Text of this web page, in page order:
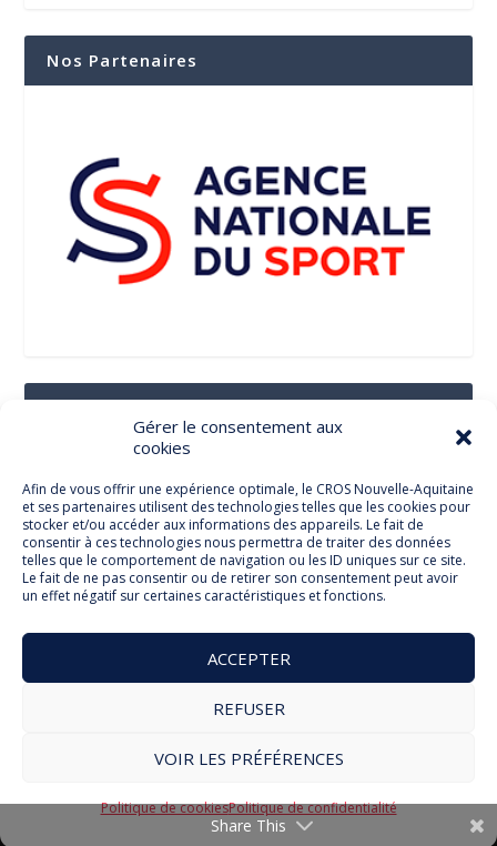
Gérer le consentement aux
cookies
Afin de vous offrir une expérience optimale, le CROS Nouvelle-Aquitaine
et ses partenaires utilisent des technologies telles que les cookies pour
stocker et/ou accéder aux informations des appareils. Le fait de
consentir à ces technologies nous permettra de traiter des données
telles que le comportement de navigation ou les ID uniques sur ce site.
Le fait de ne pas consentir ou de retirer son consentement peut avoir
un effet négatif sur certaines caractéristiques et fonctions.
ACCEPTER
REFUSER
VOIR LES PRÉFÉRENCES
Politique de cookiesPolitique de confidentialité
Nos Partenaires
Suivez-Nous Sur Les Réseaux Sociaux
Facebook
2026
Mentions légales
Politique de cookies
RGPD
Share This